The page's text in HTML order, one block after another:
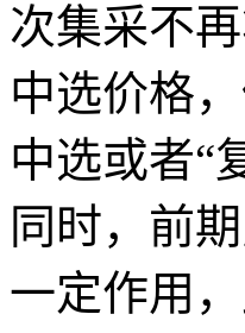
次集采不
中选价格
中选或者“
同时，前
一定作用